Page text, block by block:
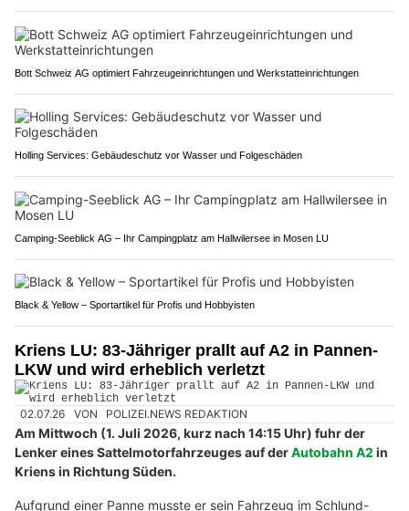
Bott Schweiz AG optimiert Fahrzeugeinrichtungen und Werkstatteinrichtungen
Holling Services: Gebäudeschutz vor Wasser und Folgeschäden
Camping-Seeblick AG – Ihr Campingplatz am Hallwilersee in Mosen LU
Black & Yellow – Sportartikel für Profis und Hobbyisten
Kriens LU: 83-Jähriger prallt auf A2 in Pannen-
LKW und wird erheblich verletzt
02.07.26 VON POLIZEI.NEWS REDAKTION
Am Mittwoch (1. Juli 2026, kurz nach 14:15 Uhr) fuhr der
Lenker eines Sattelmotorfahrzeuges auf derAutobahn A2 in
Kriens in Richtung Süden.
Aufgrund einer Panne musste er sein Fahrzeug im Schlund-